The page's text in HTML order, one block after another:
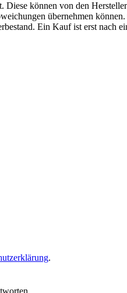
können von den
übernehmen
Ein Kauf ist erst
.